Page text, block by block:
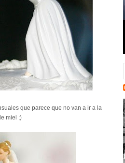
que parece que no van a ir a la
miel ;)